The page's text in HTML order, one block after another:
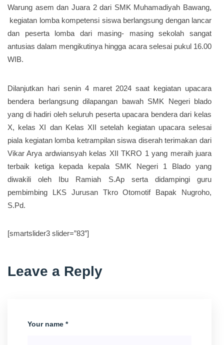
Warung asem dan Juara 2 dari SMK Muhamadiyah Bawang,
kegiatan lomba kompetensi siswa berlangsung dengan lancar
dan peserta lomba dari masing- masing sekolah sangat
antusias dalam mengikutinya hingga acara selesai pukul 16.00
WIB.
Dilanjutkan hari senin 4 maret 2024 saat kegiatan upacara
bendera berlangsung dilapangan bawah SMK Negeri blado
yang di hadiri oleh seluruh peserta upacara bendera dari kelas
X, kelas XI dan Kelas XII setelah kegiatan upacara selesai
piala kegiatan lomba ketrampilan siswa diserah terimakan dari
Vikar Arya ardwiansyah kelas XII TKRO 1 yang meraih juara
terbaik ketiga kepada kepala SMK Negeri 1 Blado yang
diwakili oleh Ibu Ramiah S.Ap serta didampingi guru
pembimbing LKS Jurusan Tkro Otomotif Bapak Nugroho,
S.Pd.
[smartslider3 slider=”83″]
Leave a Reply
Your name *